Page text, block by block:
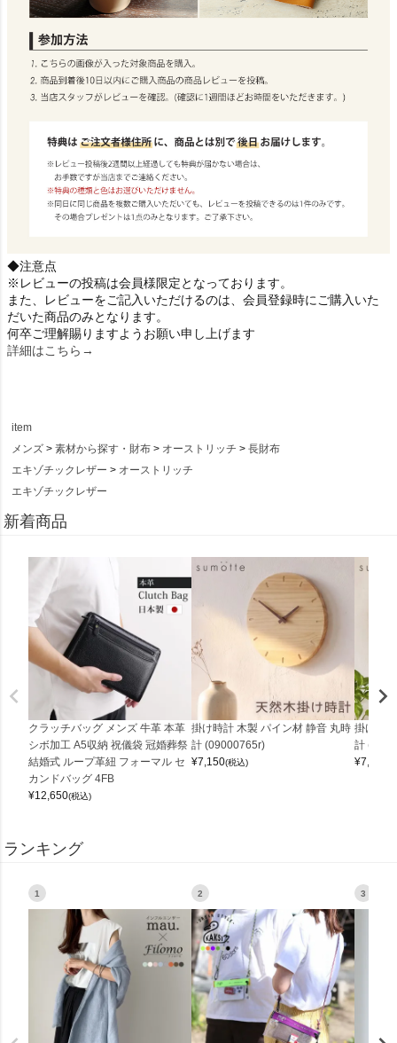
◆注意点
※レビューの投稿は会員様限定となっております。
また、レビューをご記入いただけるのは、会員登録時にご購入いた
だいた商品のみとなります。
何卒ご理解賜りますようお願い申し上げます
詳細はこちら→
item
メンズ
素材から探す・財布 オーストリッチ
長財布
エキゾチックレザー
オーストリッチ
エキゾチックレザー
新着商品
クラッチバッグ メンズ 牛革 本革
シボ加工 A5収納 祝儀袋 冠婚葬祭
結婚式 ループ革紐 フォーマル セ
カンドバッグ 4FB
¥12,650(税込)
掛け時計 木製 パイン材 静音 丸時
計 (09000765r)
¥7,150(税込)
掛け時
計
¥7,150
ランキング
1 2 3